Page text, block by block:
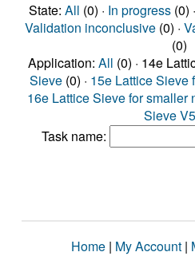
State: All (0) · In progress(0) ·
Validation inconclusive(0) ·
(0)
Application: All (0) · 14e
Sieve (0) · 15e Lattice Sieve
16e Lattice Sieve for smaller
Sieve V5
Task name:
Home | My Account |